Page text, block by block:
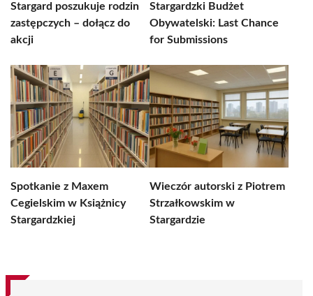
Stargard poszukuje rodzin
zastępczych – dołącz do
akcji
Stargardzki Budżet
Obywatelski: Last Chance
for Submissions
Spotkanie z Maxem
Cegielskim w Książnicy
Stargardzkiej
Wieczór autorski z Piotrem
Strzałkowskim w
Stargardzie